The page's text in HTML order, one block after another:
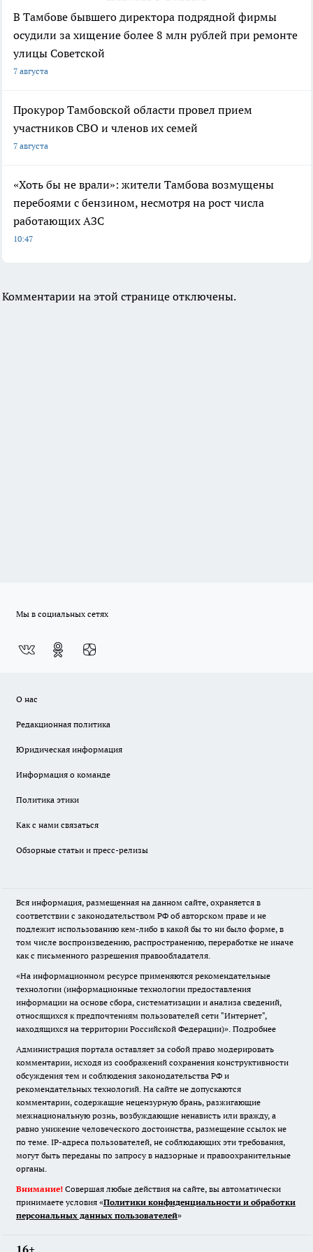
В Тамбове бывшего директора подрядной фирмы
осудили за хищение более 8 млн рублей при ремонте
улицы Советской
7 августа
Прокурор Тамбовской области провел прием
участников СВО и членов их семей
7 августа
«Хоть бы не врали»: жители Тамбова возмущены
перебоями с бензином, несмотря на рост числа
работающих АЗС
10:47
Комментарии на этой странице отключены.
Мы в социальных сетях
О нас
Редакционная политика
Юридическая информация
Информация о команде
Политика этики
Как с нами связаться
Обзорные статьи и пресс-релизы
Вся информация, размещенная на данном сайте, охраняется в
соответствии с законодательством РФ об авторском праве и не
подлежит использованию кем-либо в какой бы то ни было форме, в
том числе воспроизведению, распространению, переработке не иначе
как с письменного разрешения правообладателя.
«На информационном ресурсе применяются рекомендательные
технологии (информационные технологии предоставления
информации на основе сбора, систематизации и анализа сведений,
относящихся к предпочтениям пользователей сети "Интернет",
находящихся на территории Российской Федерации)». Подробнее
Администрация портала оставляет за собой право модерировать
комментарии, исходя из соображений сохранения конструктивности
обсуждения тем и соблюдения законодательства РФ и
рекомендательных технологий. На сайте не допускаются
комментарии, содержащие нецензурную брань, разжигающие
межнациональную рознь, возбуждающие ненависть или вражду, а
равно унижение человеческого достоинства, размещение ссылок не
по теме. IP-адреса пользователей, не соблюдающих эти требования,
могут быть переданы по запросу в надзорные и правоохранительные
органы.
Внимание! Совершая любые действия на сайте, вы автоматически
принимаете условия «Политики конфиденциальности и обработки
персональных данных пользователей»